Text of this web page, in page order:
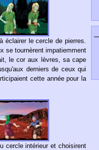
éclairer le cercle de pierres.
se tournèrent impatiemment
le cor aux lèvres, sa cape
derniers de ceux qui
cette année pour la
cercle intérieur et choisirent